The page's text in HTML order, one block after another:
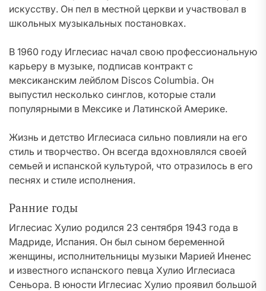
искусству. Он пел в местной церкви и участвовал в
школьных музыкальных постановках.
В 1960 году Иглесиас начал свою профессиональную
карьеру в музыке, подписав контракт с
мексиканским лейблом Discos Columbia. Он
выпустил несколько синглов, которые стали
популярными в Мексике и Латинской Америке.
Жизнь и детство Иглесиаса сильно повлияли на его
стиль и творчество. Он всегда вдохновлялся своей
семьей и испанской культурой, что отразилось в его
песнях и стиле исполнения.
Ранние годы
Иглесиас Хулио родился 23 сентября 1943 года в
Мадриде, Испания. Он был сыном беременной
женщины, исполнительницы музыки Марией Иненес
и известного испанского певца Хулио Иглесиаса
Сеньора. В юности Иглесиас Хулио проявил большой